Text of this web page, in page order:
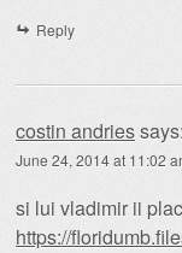
Reply
costin andriessays:
June 24, 2014 at 11:02
si lui vladimir ii
https://